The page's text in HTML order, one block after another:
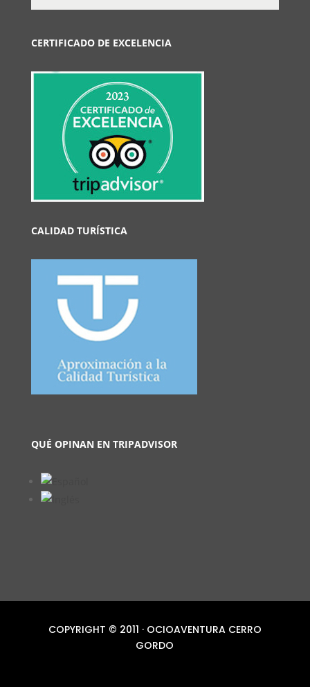
CERTIFICADO DE EXCELENCIA
CALIDAD TURÍSTICA
QUÉ OPINAN EN TRIPADVISOR
COPYRIGHT © 2011 · OCIOAVENTURA CERRO
GORDO